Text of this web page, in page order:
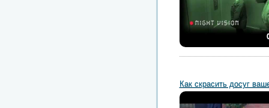
Как скрасить досуг